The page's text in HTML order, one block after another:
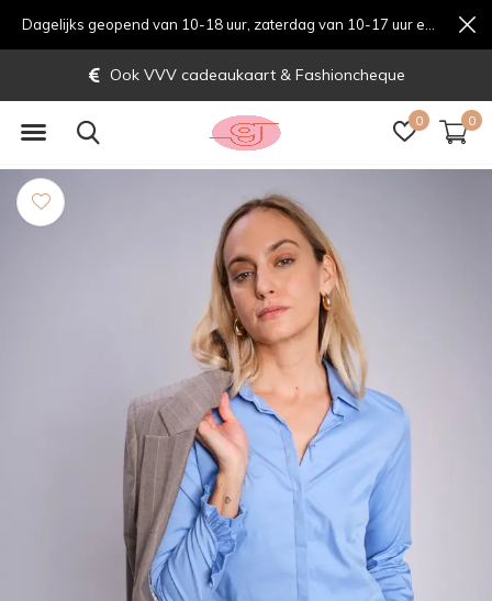
0 0
Ook VVV cadeaukaart & Fashioncheque